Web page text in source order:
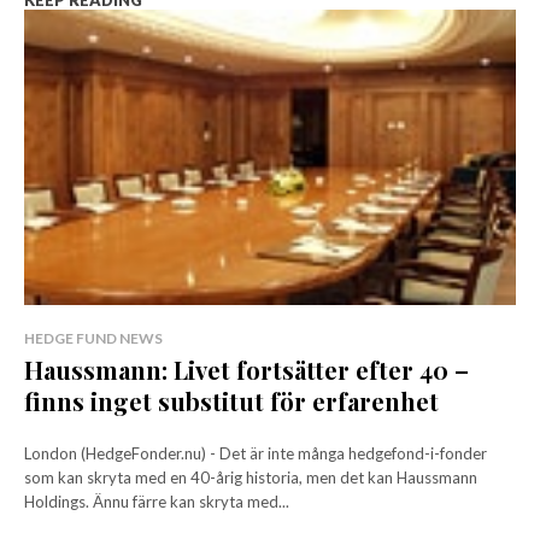
HEDGE FUND NEWS
Haussmann: Livet fortsätter efter 40 –
finns inget substitut för erfarenhet
London (HedgeFonder.nu) - Det är inte många hedgefond-i-fonder
som kan skryta med en 40-årig historia, men det kan Haussmann
Holdings. Ännu färre kan skryta med...